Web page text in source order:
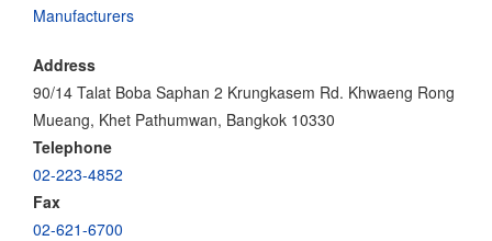
Manufacturers
Address
90/14 Talat Boba Saphan 2 Krungkasem Rd. Khwaeng Rong
Mueang, Khet Pathumwan, Bangkok 10330
Telephone
02-223-4852
Fax
02-621-6700